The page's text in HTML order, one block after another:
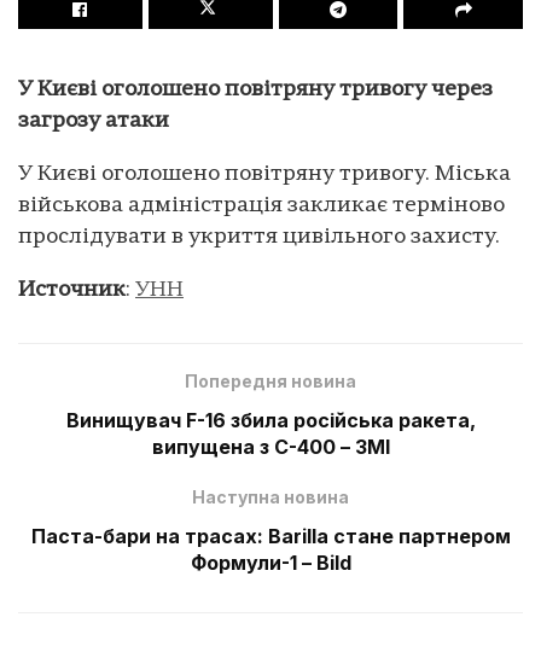
У Києві оголошено повітряну тривогу через
загрозу атаки
У Києві оголошено повітряну тривогу. Міська
військова адміністрація закликає терміново
прослідувати в укриття цивільного захисту.
Источник: УНН
Попередня новина
Винищувач F-16 збила російська ракета,
випущена з С-400 – ЗМІ
Наступна новина
Паста-бари на трасах: Barilla стане партнером
Формули-1 – Bild